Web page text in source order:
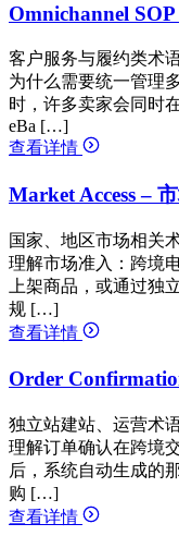
Omnichannel
客户服务与履约类术
为什么需要统一管理
时，许多卖家会同时
eBa […]
查看详情
Market Access –
国家、地区市场相关
理解市场准入：跨境
上架商品，或通过独
规 […]
查看详情
Order
独立站建站、运营术
理解订单确认在跨境
后，系统自动生成的
购 […]
查看详情